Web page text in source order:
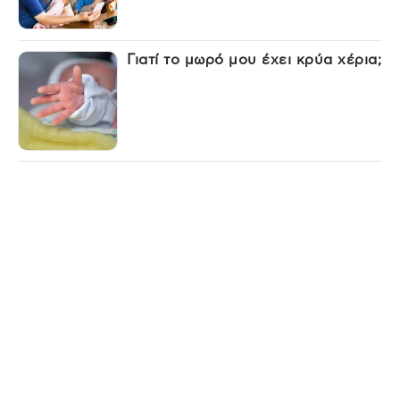
Γιατί το μωρό μου έχει κρύα χέρια;